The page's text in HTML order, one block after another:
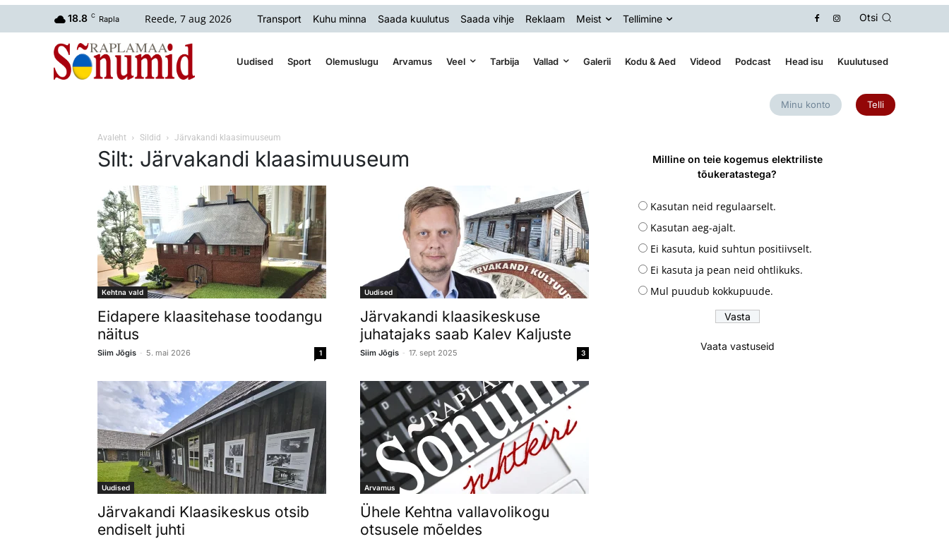
18.8 C Rapla Reede, 7 aug 2026 Transport Kuhu minna Saada kuulutus Saada vihje Reklaam Meist Tellimine Otsi
Uudised Sport Olemuslugu Arvamus Veel Tarbija Vallad Galerii Kodu & Aed Videod Podcast Head isu Kuulutused
Minu konto Telli
Avaleht Sildid Järvakandi klaasimuuseum
Silt: Järvakandi klaasimuuseum
Kehtna vald
Eidapere klaasitehase toodangu
näitus
Siim Jõgis - 5. mai 2026 1
Uudised
Järvakandi klaasikeskuse
juhatajaks saab Kalev Kaljuste
Siim Jõgis - 17. sept 2025 3
Uudised
Järvakandi Klaasikeskus otsib
endiselt juhti
Arvamus
Ühele Kehtna vallavolikogu
otsusele mõeldes
Milline on teie kogemus elektriliste
tõukeratastega?
Kasutan neid regulaarselt.
Kasutan aeg-ajalt.
Ei kasuta, kuid suhtun positiivselt.
Ei kasuta ja pean neid ohtlikuks.
Mul puudub kokkupuude.
Vaata vastuseid